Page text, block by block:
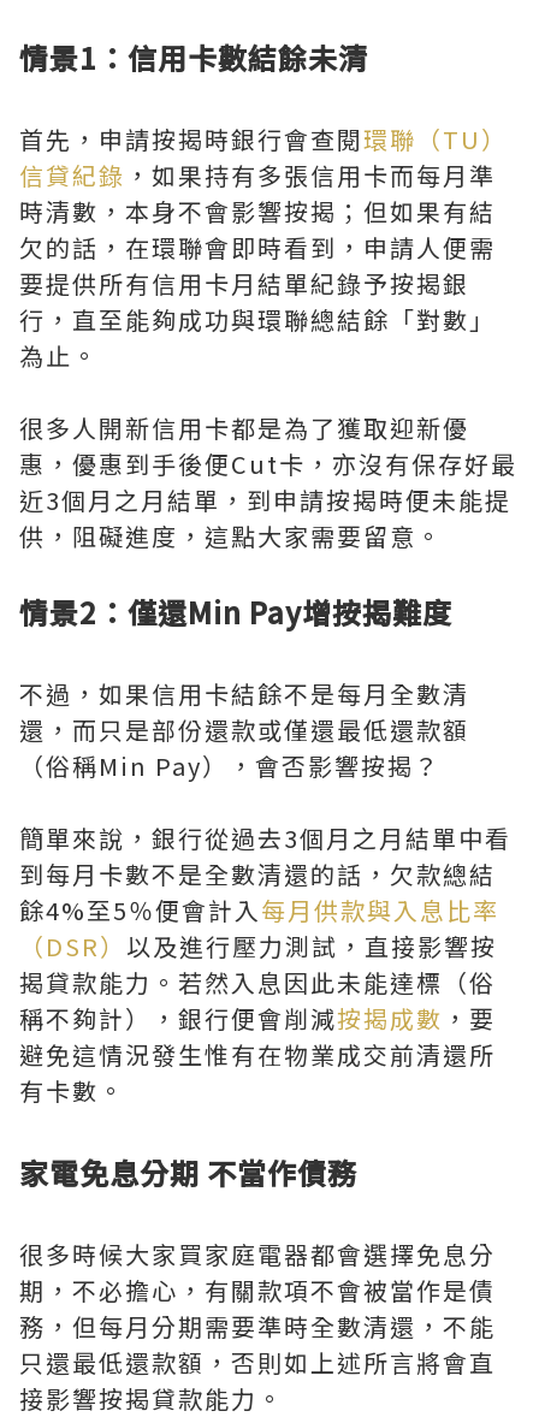
情景1：信用卡數結餘未清
首先，申請按揭時銀行會查閱環聯（TU）
信貸紀錄 ，如果持有多張信用卡而每月準
時清數，本身不會影響按揭；但如果有結
欠的話，在環聯會即時看到，申請人便需
要提供所有信用卡月結單紀錄予按揭銀
行，直至能夠成功與環聯總結餘「對數」
為止。
很多人開新信用卡都是為了獲取迎新優
惠，優惠到手後便Cut卡，亦沒有保存好最
近3個月之月結單，到申請按揭時便未能提
供，阻礙進度，這點大家需要留意。
情景2：僅還Min Pay增按揭難度
不過，如果信用卡結餘不是每月全數清
還，而只是部份還款或僅還最低還款額
（俗稱Min Pay），會否影響按揭？
簡單來說，銀行從過去3個月之月結單中看
到每月卡數不是全數清還的話，欠款總結
餘4%至5％便會計入 每月供款與入息比率
（DSR） 以及進行壓力測試，直接影響按
揭貸款能力。若然入息因此未能達標（俗
稱不夠計），銀行便會削減按揭成數 ，要
避免這情況發生惟有在物業成交前清還所
有卡數。
家電免息分期 不當作債務
很多時候大家買家庭電器都會選擇免息分
期，不必擔心，有關款項不會被當作是債
務，但每月分期需要準時全數清還，不能
只還最低還款額，否則如上述所言將會直
接影響按揭貸款能力。